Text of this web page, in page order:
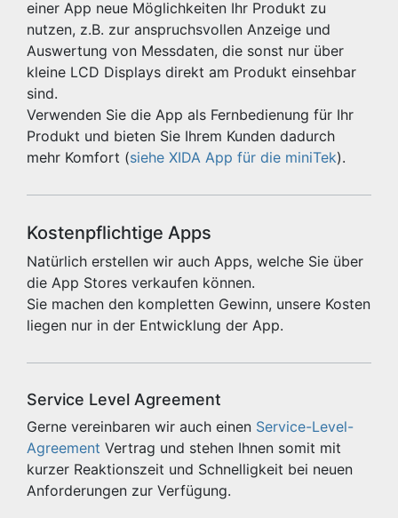
einer App neue Möglichkeiten Ihr Produkt zu
nutzen, z.B. zur anspruchsvollen Anzeige und
Auswertung von Messdaten, die sonst nur über
kleine LCD Displays direkt am Produkt einsehbar
sind.
Verwenden Sie die App als Fernbedienung für Ihr
Produkt und bieten Sie Ihrem Kunden dadurch
mehr Komfort (siehe XIDA App für die miniTek).
Kostenpflichtige Apps
Natürlich erstellen wir auch Apps, welche Sie über
die App Stores verkaufen können.
Sie machen den kompletten Gewinn, unsere Kosten
liegen nur in der Entwicklung der App.
Service Level Agreement
Gerne vereinbaren wir auch einen Service-Level-
Agreement Vertrag und stehen Ihnen somit mit
kurzer Reaktionszeit und Schnelligkeit bei neuen
Anforderungen zur Verfügung.